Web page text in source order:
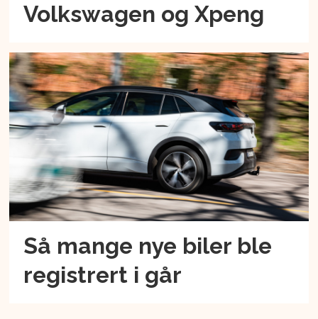
Volkswagen og Xpeng
Så mange nye biler ble
registrert i går